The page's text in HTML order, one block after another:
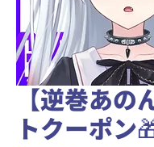
【逆巻あの
トクーポン